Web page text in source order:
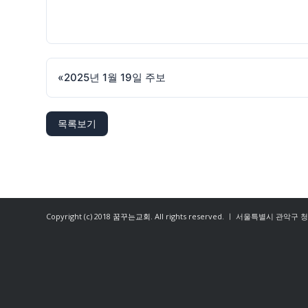
«2025년 1월 19일 주보
목록보기
Copyright (c) 2018 꿈꾸는교회. All rights reserved. ㅣ 서울특별시 관악구